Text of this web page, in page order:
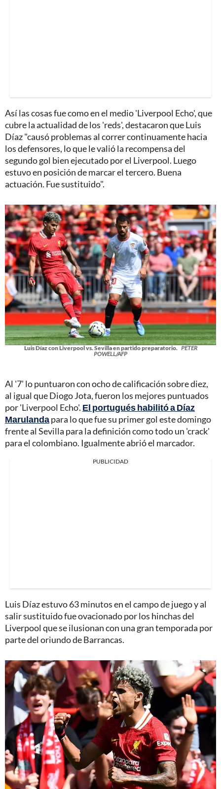
Así las cosas fue como en el medio 'Liverpool Echo', que
cubre la actualidad de los 'reds', destacaron que Luis
Díaz "causó problemas al correr continuamente hacia
los defensores, lo que le valió la recompensa del
segundo gol bien ejecutado por el Liverpool. Luego
estuvo en posición de marcar el tercero. Buena
actuación. Fue sustituido".
Luis Díaz con Liverpool vs. Sevilla en partido preparatorio. PETER
POWELL/AFP
Al '7' lo puntuaron con ocho de calificación sobre diez,
al igual que Diogo Jota, fueron los mejores puntuados
por 'Liverpool Echo'. El portugués habilitó a Díaz
Marulandapara lo que fue su primer gol este domingo
frente al Sevilla para la definición como todo un 'crack'
para el colombiano. Igualmente abrió el marcador.
PUBLICIDAD
Luis Díaz estuvo 63 minutos en el campo de juego y al
salir sustituido fue ovacionado por los hinchas del
Liverpool que se ilusionan con una gran temporada por
parte del oriundo de Barrancas.